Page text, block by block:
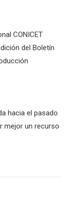
CONICET
del Boletín
hacia el pasado
mejor un recurso